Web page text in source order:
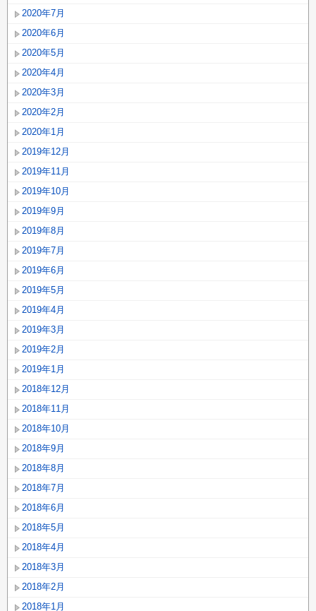
2020年7月
2020年6月
2020年5月
2020年4月
2020年3月
2020年2月
2020年1月
2019年12月
2019年11月
2019年10月
2019年9月
2019年8月
2019年7月
2019年6月
2019年5月
2019年4月
2019年3月
2019年2月
2019年1月
2018年12月
2018年11月
2018年10月
2018年9月
2018年8月
2018年7月
2018年6月
2018年5月
2018年4月
2018年3月
2018年2月
2018年1月